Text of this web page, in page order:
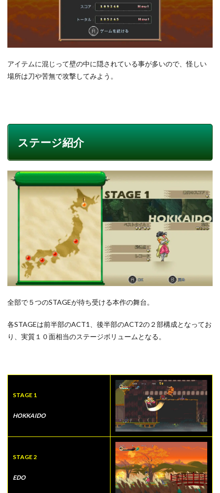
アイテムに混じって壁の中に隠されている事が多いので、怪しい
場所は刀や苦無で攻撃してみよう。
ステージ紹介
全部で５つのSTAGEが待ち受ける本作の舞台。
各STAGEは前半部のACT1、後半部のACT2の２部構成となってお
り、実質１０面相当のステージボリュームとなる。
STAGE 1
HOKKAIDO
STAGE 2
EDO